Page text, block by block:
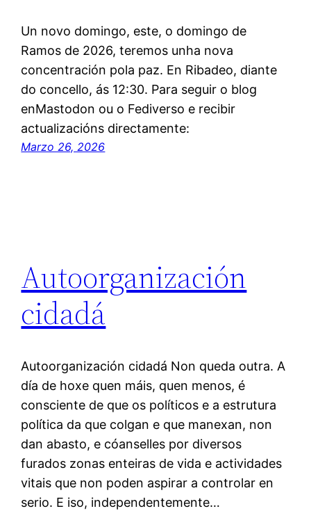
Un novo domingo, este, o domingo de
Ramos de 2026, teremos unha nova
concentración pola paz. En Ribadeo, diante
do concello, ás 12:30. Para seguir o blog
enMastodon ou o Fediverso e recibir
actualizacións directamente:
Marzo 26, 2026
Autoorganización
cidadá
Autoorganización cidadá Non queda outra. A
día de hoxe quen máis, quen menos, é
consciente de que os políticos e a estrutura
política da que colgan e que manexan, non
dan abasto, e cóanselles por diversos
furados zonas enteiras de vida e actividades
vitais que non poden aspirar a controlar en
serio. E iso, independentemente…